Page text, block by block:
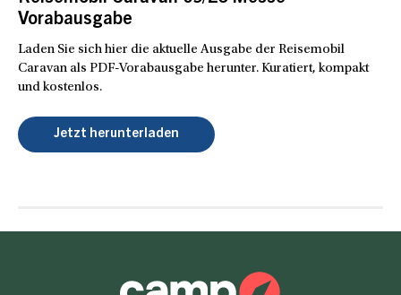
Vorabausgabe
Laden Sie sich hier die aktuelle Ausgabe der Reisemobil
Caravan als PDF-Vorabausgabe herunter. Kuratiert, kompakt
und kostenlos.
Jetzt herunterladen